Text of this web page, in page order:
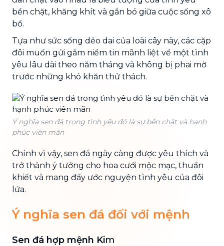
bền chặt, khăng khít và gắn bó giữa cuộc sống xô
bồ.
Tựa như sức sống dẻo dai của loài cây này, các cặp
đôi muốn gửi gắm niềm tin mãnh liệt về một tình
yêu lâu dài theo năm tháng và không bị phai mờ
trước những khó khăn thử thách.
Ý nghĩa sen đá trong tình yêu đó là sự bền chặt và hạnh
phúc viên mãn
Chính vì vậy, sen đá ngày càng được yêu thích và
trở thành ý tưởng cho hoa cưới mộc mạc, thuần
khiết và mang đầy ước nguyện tình yêu của đôi
lứa.
Ý nghĩa sen đá đối với mệnh
Sen đá hợp mệnh Kim